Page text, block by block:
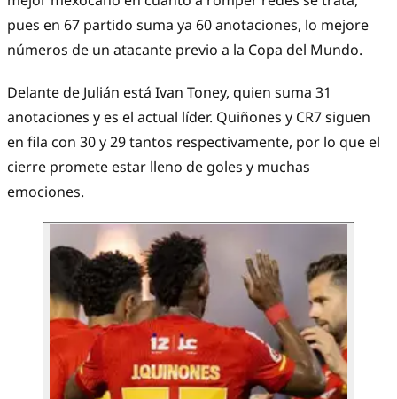
pues en 67 partido suma ya 60 anotaciones, lo mejore
números de un atacante previo a la Copa del Mundo.
Delante de Julián está Ivan Toney, quien suma 31
anotaciones y es el actual líder. Quiñones y CR7 siguen
en fila con 30 y 29 tantos respectivamente, por lo que el
cierre promete estar lleno de goles y muchas
emociones.